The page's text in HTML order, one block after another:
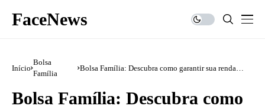
FaceNews
Início
Bolsa
Família
Bolsa Família: Descubra como garantir sua renda
Bolsa Família: Descubra como